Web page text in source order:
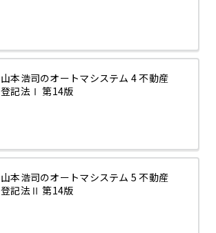
山本浩司のオートマシステム 4 不動産
登記法Ⅰ 第14版
山本浩司のオートマシステム 5 不動産
登記法Ⅱ 第14版